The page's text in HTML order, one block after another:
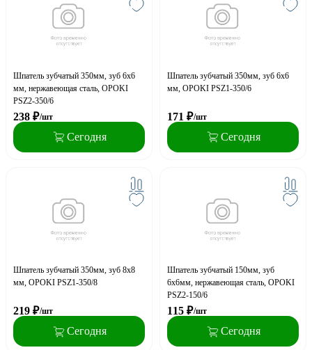
Шпатель зубчатый 350мм, зуб 6х6
мм, нержавеющая сталь, OPOKI
PSZ2-350/6
238 ₽/шт
Сегодня
Шпатель зубчатый 350мм, зуб 6х6
мм, OPOKI PSZ1-350/6
171 ₽/шт
Сегодня
Шпатель зубчатый 350мм, зуб 8х8
мм, OPOKI PSZ1-350/8
219 ₽/шт
Сегодня
Шпатель зубчатый 150мм, зуб
6х6мм, нержавеющая сталь, OPOKI
PSZ2-150/6
115 ₽/шт
Сегодня